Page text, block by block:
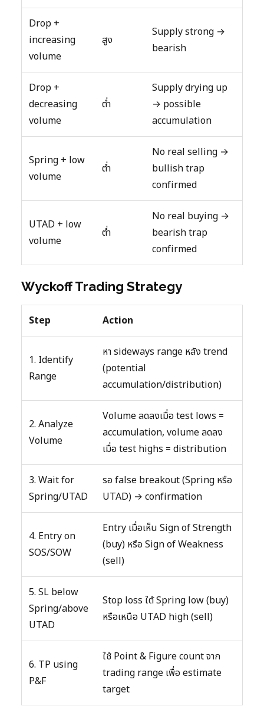
Drop +
increasing
volume
สูง
Supply strong →
bearish
Drop +
decreasing
volume
ต่ำ
Supply drying up
→ possible
accumulation
Spring + low
volume
ต่ำ
No real selling →
bullish trap
confirmed
UTAD + low
volume
ต่ำ
No real buying →
bearish trap
confirmed
Wyckoff Trading Strategy
Step Action
1. Identify
Range
หา sideways range หลัง trend
(potential
accumulation/distribution)
2. Analyze
Volume
Volume ลดลงเมื่อ test lows =
accumulation, volume ลดลง
เมื่อ test highs = distribution
3. Wait for
Spring/UTAD
รอ false breakout (Spring หรือ
UTAD) → confirmation
4. Entry on
SOS/SOW
Entry เมื่อเห็น Sign of Strength
(buy) หรือ Sign of Weakness
(sell)
5. SL below
Spring/above
UTAD
Stop loss ใต้ Spring low (buy)
หรือเหนือ UTAD high (sell)
6. TP using
P&F
ใช้ Point & Figure count จาก
trading range เพื่อ estimate
target